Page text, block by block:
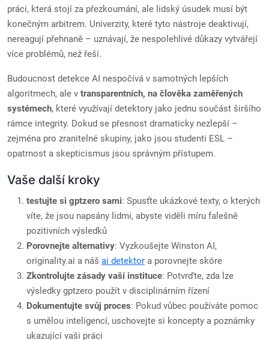
práci, která stojí za přezkoumání, ale lidský úsudek musí být
konečným arbitrem. Univerzity, které tyto nástroje deaktivují,
nereagují přehnaně – uznávají, že nespolehlivé důkazy vytvářejí
více problémů, než řeší.
Budoucnost detekce AI nespočívá v samotných lepších
algoritmech, ale v transparentních, na člověka zaměřených
systémech, které využívají detektory jako jednu součást širšího
rámce integrity. Dokud se přesnost dramaticky nezlepší –
zejména pro zranitelné skupiny, jako jsou studenti ESL –
opatrnost a skepticismus jsou správným přístupem.
Vaše další kroky
testujte si gptzero sami: Spusťte ukázkové texty, o kterých
víte, že jsou napsány lidmi, abyste viděli míru falešně
pozitivních výsledků
Porovnejte alternativy: Vyzkoušejte Winston AI,
originality.ai a náš ai detektor a porovnejte skóre
Zkontrolujte zásady vaší instituce: Potvrďte, zda lze
výsledky gptzero použít v disciplinárním řízení
Dokumentujte svůj proces: Pokud vůbec používáte pomoc
s umělou inteligencí, uschovejte si koncepty a poznámky
ukazující vaši práci